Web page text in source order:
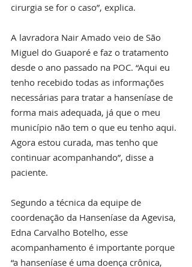
cirurgia se for o caso”, explica.
A lavradora Nair Amado veio de São
Miguel do Guaporé e faz o tratamento
desde o ano passado na POC. “Aqui eu
tenho recebido todas as informações
necessárias para tratar a hanseníase de
forma mais adequada, já que o meu
município não tem o que eu tenho aqui.
Agora estou curada, mas tenho que
continuar acompanhando”, disse a
paciente.
Segundo a técnica da equipe de
coordenação da Hanseníase da Agevisa,
Edna Carvalho Botelho, esse
acompanhamento é importante porque
“a hanseníase é uma doença crônica,